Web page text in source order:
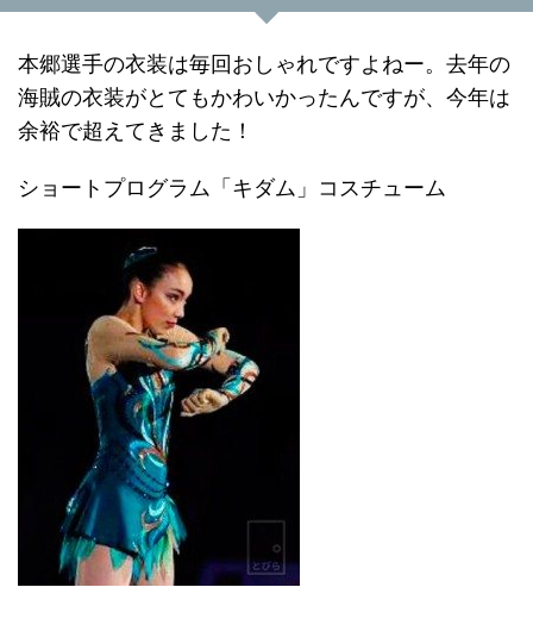
本郷選手の衣装は毎回おしゃれですよねー。去年の
海賊の衣装がとてもかわいかったんですが、今年は
余裕で超えてきました！
ショートプログラム「キダム」コスチューム